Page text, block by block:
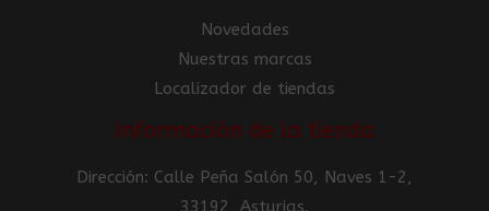
Novedades
Nuestras marcas
Localizador de tiendas
Información de la tienda
Dirección: Calle Peña Salón 50, Naves 1-2,
33192, Asturias.